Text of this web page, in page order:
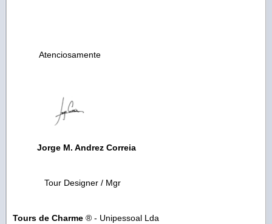
Atenciosamente
Jorge M. Andrez Correia
Tour Designer / Mgr
Tours de Charme ® - Unipessoal Lda